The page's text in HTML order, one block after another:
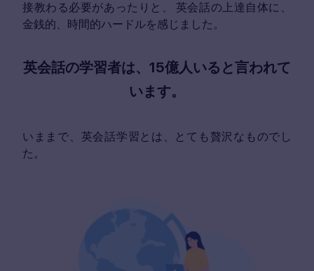
接教わる必要があったりと、
英会話の上達自体に、
金銭的、時間的ハードルを感じました。
英会話の学習者は、15億人いると言われて
います。
いままで、英会話学習とは、とても贅沢なものでし
た。